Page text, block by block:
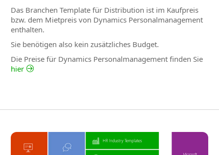
Das Branchen Template für Distribution ist im Kaufpreis
bzw. dem Mietpreis von Dynamics Personalmanagement
enthalten.
Sie benötigen also kein zusätzliches Budget.
Die Preise für Dynamics Personalmanagement finden Sie
hier